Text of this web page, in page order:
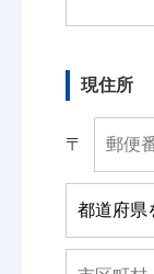
現住所
〒